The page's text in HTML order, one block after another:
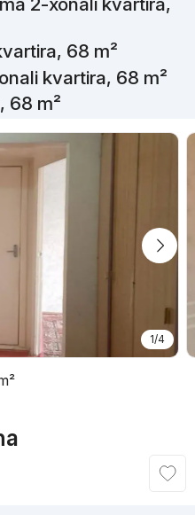
68 m²
kvartira, 68 m²
68 m²
1/4